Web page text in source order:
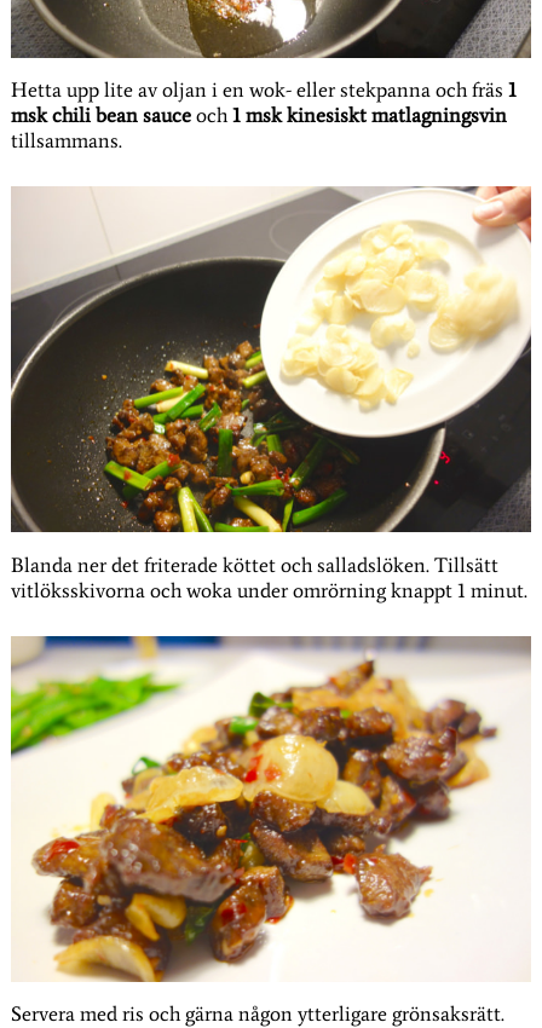
Hetta upp lite av oljan i en wok- eller stekpanna och fräs1
msk chili bean sauce och1 msk kinesiskt matlagningsvin
tillsammans.
Blanda ner det friterade köttet och salladslöken. Tillsätt
vitlöksskivorna och woka under omrörning knappt 1 minut.
Servera med ris och gärna någon ytterligare grönsaksrätt.